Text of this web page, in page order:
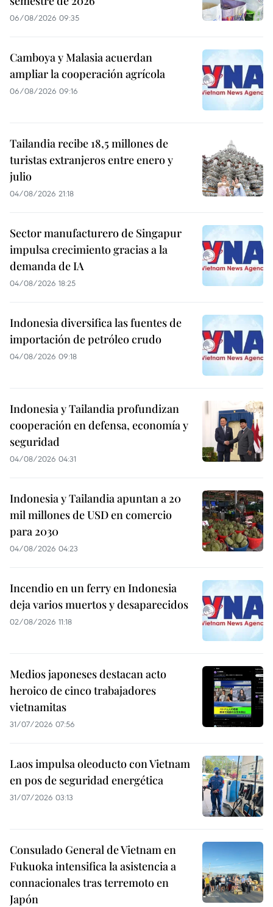
06/08/2026 09:35
Camboya y Malasia acuerdan
ampliar la cooperación agrícola
06/08/2026 09:16
Tailandia recibe 18,5 millones de
turistas extranjeros entre enero y
julio
04/08/2026 21:18
Sector manufacturero de Singapur
impulsa crecimiento gracias a la
demanda de IA
04/08/2026 18:25
Indonesia diversifica las fuentes de
importación de petróleo crudo
04/08/2026 09:18
Indonesia y Tailandia profundizan
cooperación en defensa, economía y
seguridad
04/08/2026 04:31
Indonesia y Tailandia apuntan a 20
mil millones de USD en comercio
para 2030
04/08/2026 04:23
Incendio en un ferry en Indonesia
deja varios muertos y desaparecidos
02/08/2026 11:18
Medios japoneses destacan acto
heroico de cinco trabajadores
vietnamitas
31/07/2026 07:56
Laos impulsa oleoducto con Vietnam
en pos de seguridad energética
31/07/2026 03:13
Consulado General de Vietnam en
Fukuoka intensifica la asistencia a
connacionales tras terremoto en
Japón